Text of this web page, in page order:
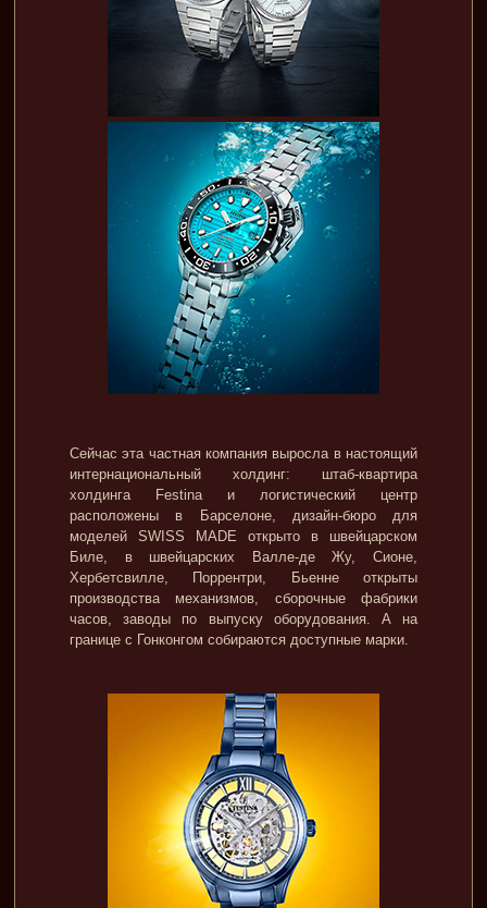
Сейчас эта частная компания выросла в настоящий
интернациональный холдинг: штаб-квартира
холдинга Festina и логистический центр
расположены в Барселоне, дизайн-бюро для
моделей SWISS MADE открыто в швейцарском
Биле, в швейцарских Валле-де Жу, Сионе,
Хербетсвилле, Поррентри, Бьенне открыты
производства механизмов, сборочные фабрики
часов, заводы по выпуску оборудования. А на
границе с Гонконгом собираются доступные марки.